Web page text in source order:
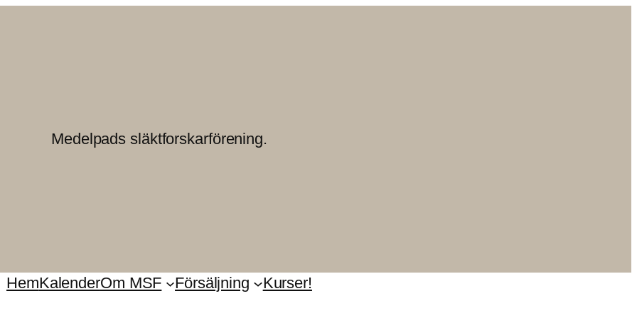
Medelpads släktforskarförening.
HemKalenderOm MSF Försäljning Kurser!